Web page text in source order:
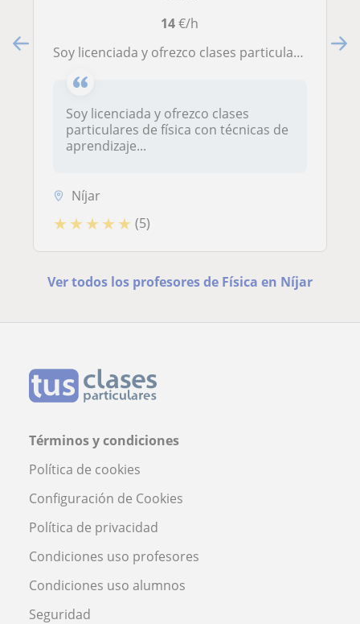
14€/h
Soy licenciada y ofrezco clases particulares de física con técnicas de aprendizaje.
Soy licenciada y ofrezco clases
particulares de física con técnicas de
aprendizaje...
Níjar
★ ★ ★ ★ ★ (5)
Ver todos los profesores de Física en Níjar
Términos y condiciones
Política de cookies
Configuración de Cookies
Política de privacidad
Condiciones uso profesores
Condiciones uso alumnos
Seguridad